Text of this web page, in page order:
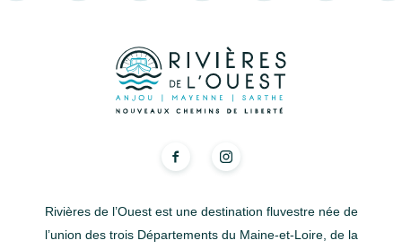
Rivières de l’Ouest est une destination fluvestre née de
l’union des trois Départements du Maine-et-Loire, de la